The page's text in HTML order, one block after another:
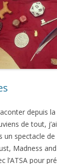
depuis
de tout,
un spectacle
Madness
l’ATSA pour